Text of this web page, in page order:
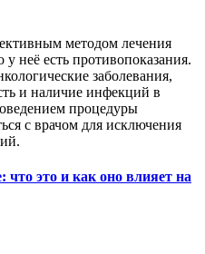
методом лечения
неё есть противопоказания.
заболевания,
и наличие инфекций в
процедуры
с врачом для исключения
что это и как оно влияет на